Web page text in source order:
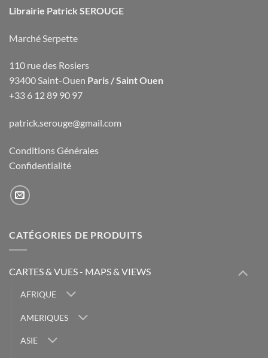
Librairie Patrick SEROUGE
Marché Serpette
110 rue des Rosiers
93400 Saint-Ouen Paris / Saint Ouen
+33 6 12 89 90 97
patrick.serouge@gmail.com
Conditions Générales
Confidentialité
CATÉGORIES DE PRODUITS
CARTES & VUES - MAPS & VIEWS
AFRIQUE
AMERIQUES
ASIE